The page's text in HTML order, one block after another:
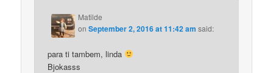
Matilde
onSeptember 2, 2016 at 11:42 am said:
para ti tambem, linda
Bjokasss